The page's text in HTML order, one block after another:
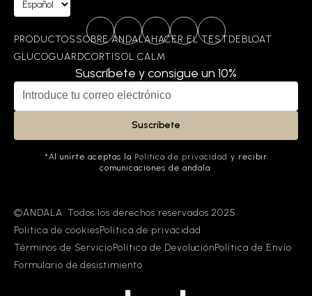
PRODUCTOSSOBRE ANDALAHACER EL TESTDEBLOAT
GLUCOGUARDCORTISOL CALM
Suscríbete y consigue un 10%
Email
Suscríbete
*Al unirte aceptas la Política de privacidad y recibir
comunicaciones de andala.
©ANDALA. Todos los derechos reservados 2025.
Politica de cookiesPolítica de privacidad
Términos de ServicioPolítica de DevoluciónPolítica de Envío
Formulario de desistimiento